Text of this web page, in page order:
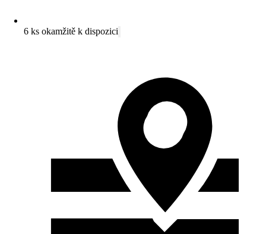
6 ks okamžitě k dispozici